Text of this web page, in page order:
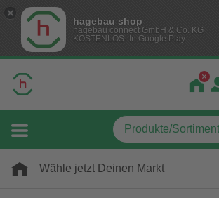
hagebau shop
hagebau connect GmbH & Co. KG
KOSTENLOS- In Google Play
Wähle jetzt Deinen Markt